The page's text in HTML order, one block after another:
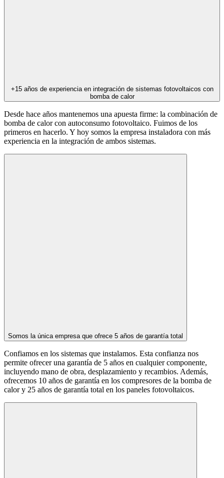
+15 años de experiencia en integración de sistemas fotovoltaicos con
bomba de calor
Desde hace años mantenemos una apuesta firme: la combinación de
bomba de calor con autoconsumo fotovoltaico. Fuimos de los
primeros en hacerlo. Y hoy somos la empresa instaladora con más
experiencia en la integración de ambos sistemas.
Somos la única empresa que ofrece 5 años de garantía total
Confiamos en los sistemas que instalamos. Esta confianza nos
permite ofrecer una garantía de 5 años en cualquier componente,
incluyendo mano de obra, desplazamiento y recambios. Además,
ofrecemos 10 años de garantía en los compresores de la bomba de
calor y 25 años de garantía total en los paneles fotovoltaicos.